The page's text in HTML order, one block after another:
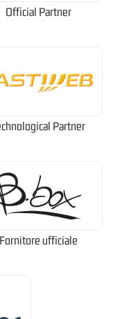
Official Partner
Partner
Fornitore ufficiale